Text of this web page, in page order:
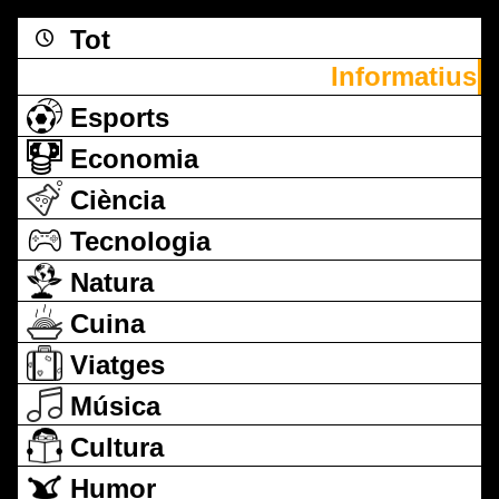
Tot
Informatius
Esports
Economia
Ciència
Tecnologia
Natura
Cuina
Viatges
Música
Cultura
Humor